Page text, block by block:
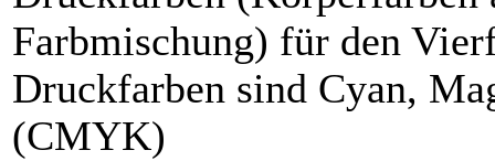
Farbmischung) für den
Druckfarben sind Cyan,
(CMYK)